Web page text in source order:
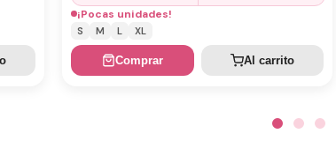
¡Pocas unidades!
S M L XL
Comprar Al carrito